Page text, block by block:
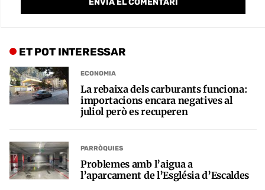
ET POT INTERESSAR
ECONOMIA
La rebaixa dels carburants funciona:
importacions encara negatives al
juliol però es recuperen
PARRÒQUIES
Problemes amb l’aigua a
l’aparcament de l’Església d’Escaldes